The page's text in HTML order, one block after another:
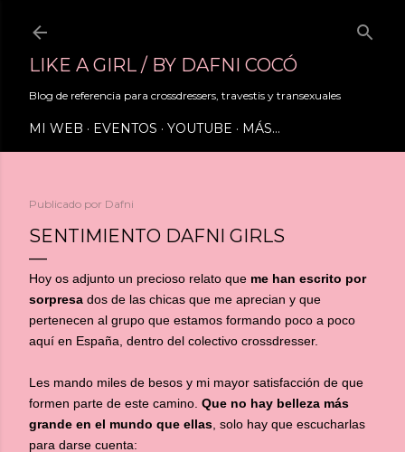
LIKE A GIRL / BY DAFNI COCÓ
Blog de referencia para crossdressers, travestis y transexuales
MI WEB EVENTOS YOUTUBE MÁS…
Publicado por Dafni
SENTIMIENTO DAFNI GIRLS
Hoy os adjunto un precioso relato que me han escrito por
sorpresa dos de las chicas que me aprecian y que
pertenecen al grupo que estamos formando poco a poco
aquí en España, dentro del colectivo crossdresser.
Les mando miles de besos y mi mayor satisfacción de que
formen parte de este camino. Que no hay belleza más
grande en el mundo que ellas , solo hay que escucharlas
para darse cuenta: